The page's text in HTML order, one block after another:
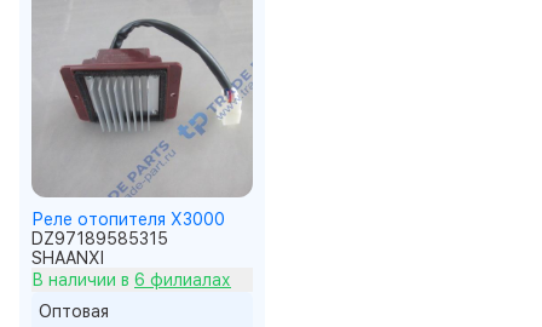
Реле отопителя X3000
DZ97189585315
SHAANXI
В наличии в 6 филиалах
Оптовая